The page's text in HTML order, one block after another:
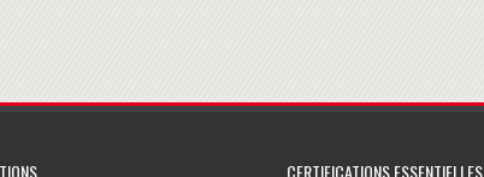
CERTIFICATIONS ESSENTIELLES